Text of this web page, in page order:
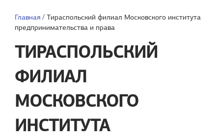
Главная / Тираспольский филиал Московского института
предпринимательства и права
ТИРАСПОЛЬСКИЙ
ФИЛИАЛ
МОСКОВСКОГО
ИНСТИТУТА